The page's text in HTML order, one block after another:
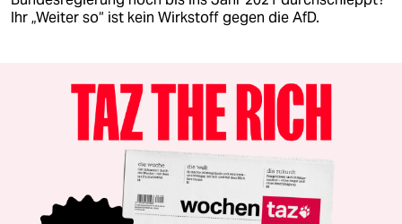
Ihr „Weiter so“ ist kein Wirkstoff gegen die AfD.